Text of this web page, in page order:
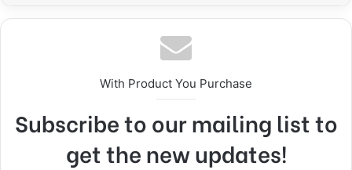
With Product You Purchase
Subscribe to our mailing list to
get the new updates!